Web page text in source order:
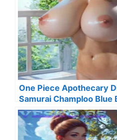
One Piece Apothecary
Samurai Champloo Blue
Streaming